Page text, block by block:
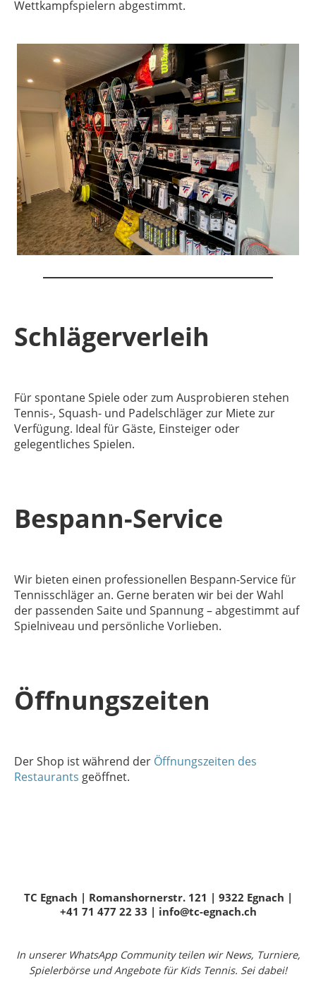
Wettkampfspielern abgestimmt.
Schlägerverleih
Für spontane Spiele oder zum Ausprobieren stehen
Tennis-, Squash- und Padelschläger zur Mietezur
Verfügung. Ideal für Gäste, Einsteiger oder
gelegentliches Spielen.
Bespann-Service
Wir bieten einen professionellen Bespann-Servicefür
Tennisschläger an. Gerne beraten wir bei der Wahl
der passenden Saite und Spannung – abgestimmt auf
Spielniveau und persönliche Vorlieben.
Öffnungszeiten
Der Shop istwährend der Öffnungszeiten des
Restaurants geöffnet.
TC Egnach | Romanshornerstr. 121 | 9322 Egnach |
+41 71 477 22 33 | info@tc-egnach.ch
In unserer WhatsApp Community teilen wir News, Turniere,
Spielerbörse und Angebote für Kids Tennis. Sei dabei!